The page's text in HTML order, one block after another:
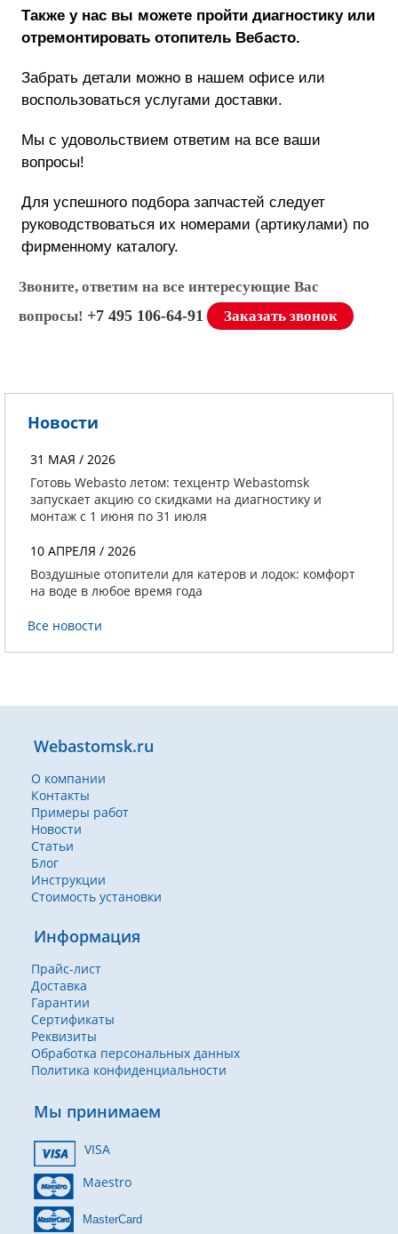
Также у нас вы можете пройти диагностику или
отремонтировать отопитель Вебасто.
Забрать детали можно в нашем офисе или
воспользоваться услугами доставки.
Мы с удовольствием ответим на все ваши
вопросы!
Для успешного подбора запчастей следует
руководствоваться их номерами (артикулами) по
фирменному каталогу.
Звоните, ответим на все интересующие Вас
вопросы! +7 495 106-64-91 Заказать звонок
Новости
31 МАЯ / 2026
Готовь Webasto летом: техцентр Webastomsk
запускает акцию со скидками на диагностику и
монтаж с 1 июня по 31 июля
10 АПРЕЛЯ / 2026
Воздушные отопители для катеров и лодок: комфорт
на воде в любое время года
Все новости
Webastomsk.ru
О компании
Контакты
Примеры работ
Новости
Статьи
Блог
Инструкции
Стоимость установки
Информация
Прайс-лист
Доставка
Гарантии
Сертификаты
Реквизиты
Обработка персональных данных
Политика конфиденциальности
Мы принимаем
VISA
Maestro
MasterCard